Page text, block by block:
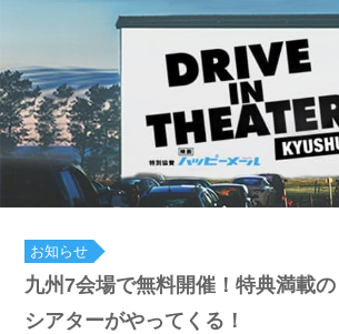
お知らせ
九州7会場で無料開催！特典満載
シアターがやってくる！